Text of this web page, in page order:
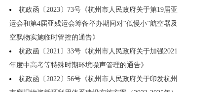
杭政函〔2023〕73号《杭州市人民政府关于第19届亚
运会和第4届亚残运会筹备举办期间对“低慢小”航空器及
空飘物实施临时管控的通告》
杭政函〔2021〕33号《杭州市人民政府关于加强2021
年度中高考等特殊时期环境噪声管理的通告》
杭政函〔2022〕56号《杭州市人民政府关于印发杭州